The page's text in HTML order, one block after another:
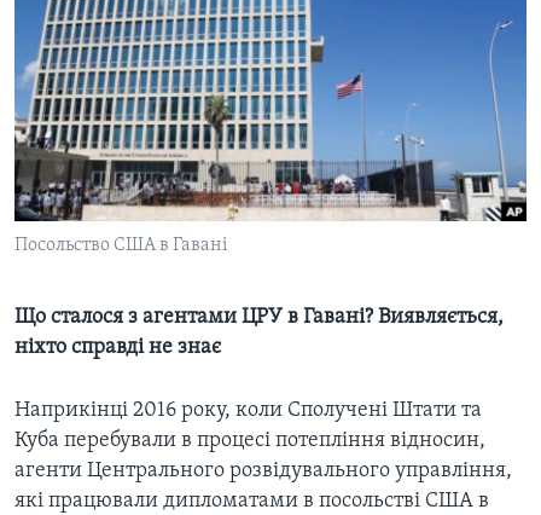
КУЛЬТУРА
СУСПІЛЬСТВО
ЕКОНОМІКА
ІСТОРІЇ УСПІХУ УКРАЇНЦІВ
БОРОТЬБА З ДЕЗІНФОРМАЦІЄЮ
ВІДЕО
ТЕЛЕПРОГРАМИ
ЧАС-TIME
БРИФІНГ ГОЛОСУ АМЕРИКИ
ПРАЙМ-ТАЙМ
ПОГЛЯД З ВАШИНГТОНА
ENGLISH
Learning English
Посольство США в Гавані
Що сталося з агентами ЦРУ в Гавані? Виявляється,
ніхто справді не знає
Наприкінці 2016 року, коли Сполучені Штати та
Куба перебували в процесі потепління відносин,
агенти Центрального розвідувального управління,
які працювали дипломатами в посольстві США в